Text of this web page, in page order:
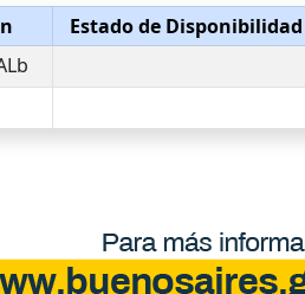
Estado de Disponibilidad